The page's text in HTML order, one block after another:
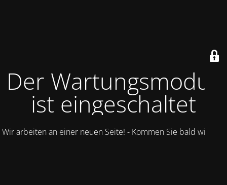
Der Wartungsmodus
ist eingeschaltet
Wir arbeiten an einer neuen Seite! - Kommen Sie bald wieder.